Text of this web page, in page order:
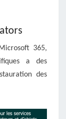
365,
a des
des